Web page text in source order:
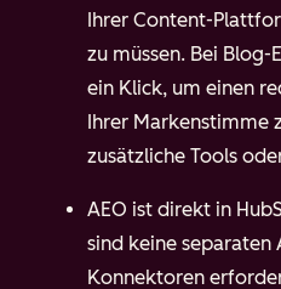
Ihrer Content-
zu müssen. Bei
ein Klick, um einen
Ihrer Markenstimme
zusätzliche Tools
AEO ist direkt in
sind keine
Konnektoren